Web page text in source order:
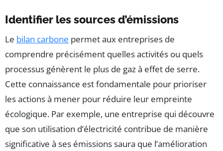
Identifier les sources d’émissions
Le bilan carbone permet aux entreprises de
comprendre précisément quelles activités ou quels
processus génèrent le plus de gaz à effet de serre.
Cette connaissance est fondamentale pour prioriser
les actions à mener pour réduire leur empreinte
écologique. Par exemple, une entreprise qui découvre
que son utilisation d’électricité contribue de manière
significative à ses émissions saura que l’amélioration